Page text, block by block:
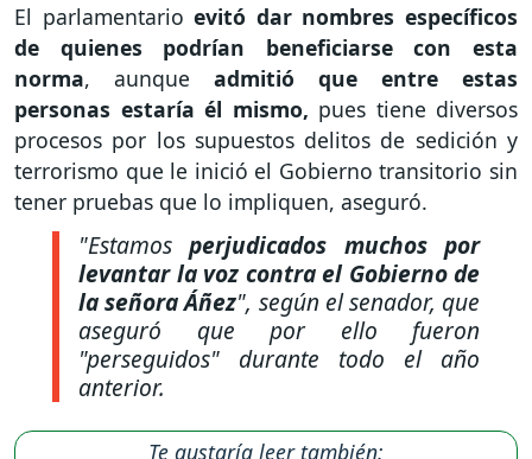
El parlamentario evitó dar nombres específicos
de quienes podrían beneficiarse con esta
norma, aunque admitió que entre estas
personas estaría él mismo, pues tiene diversos
procesos por los supuestos delitos de sedición y
terrorismo que le inició el Gobierno transitorio sin
tener pruebas que lo impliquen, aseguró.
"Estamosperjudicados muchos por
levantar la voz contra el Gobierno de
la señora Áñez", según el senador, que
aseguró que por ello fueron
"perseguidos" durante todo el año
anterior.
Te gustaría leer también: